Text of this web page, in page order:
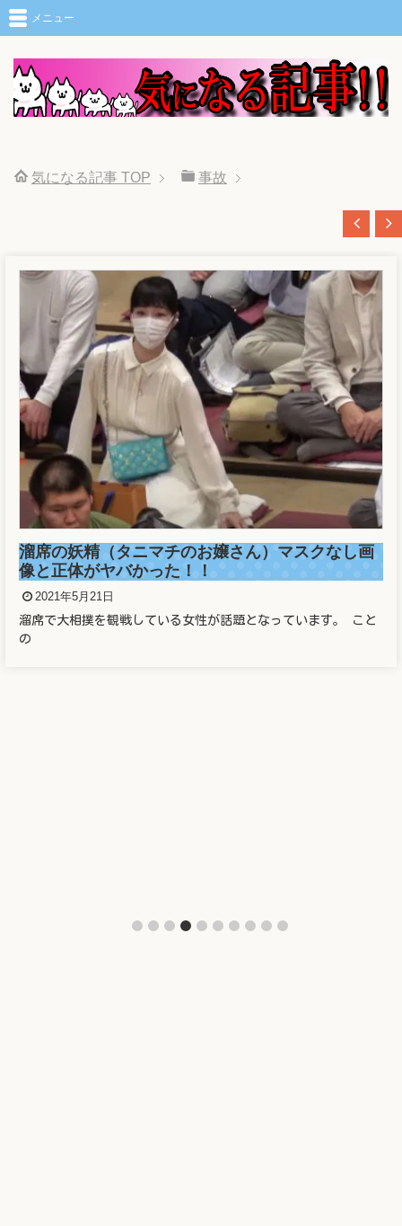
メニュー
気になる記事 TOP 事故
規模接種システムに新たな欠陥か！？
2021年5月21日
2021年5月21日の東京新聞で 防衛省が運営する新型コロナ